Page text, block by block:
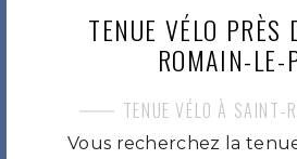
TENUE VÉLO PRÈS
ROMAIN-LE-
TENUE VÉLO À SAINT-
Vous recherchez la